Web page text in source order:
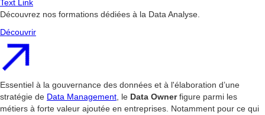
Text Link
Découvrez nos formations dédiées à la Data Analyse.
Découvrir
Essentiel à la gouvernance des données et à l'élaboration d’une
stratégie de Data Management , le Data Ownerfigure parmi les
métiers à forte valeur ajoutée en entreprises. Notamment pour ce qui